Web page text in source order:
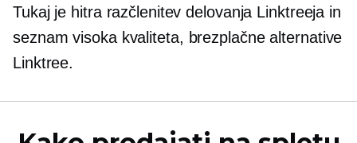
Tukaj je hitra razčlenitev delovanja Linktreeja in
seznamvisoka kvaliteta, brezplačne alternative
Linktree.